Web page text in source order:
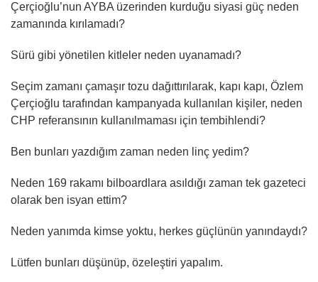
Çerçioğlu’nun AYBA üzerinden kurduğu siyasi güç neden
zamanında kırılamadı?
Sürü gibi yönetilen kitleler neden uyanamadı?
Seçim zamanı çamaşır tozu dağıttırılarak, kapı kapı, Özlem
Çerçioğlu tarafından kampanyada kullanılan kişiler, neden
CHP referansının kullanılmaması için tembihlendi?
Ben bunları yazdığım zaman neden linç yedim?
Neden 169 rakamı bilboardlara asıldığı zaman tek gazeteci
olarak ben isyan ettim?
Neden yanımda kimse yoktu, herkes güçlünün yanındaydı?
Lütfen bunları düşünüp, özeleştiri yapalım.